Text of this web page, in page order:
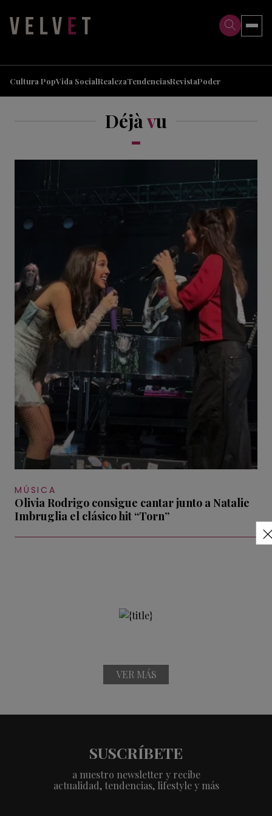
Cultura PopVida SocialRealezaTendenciasRevistaPoder
Déjàvu
MÚSICA
Olivia Rodrigo consigue cantar junto a Natalie
Imbruglia el clásico hit “Torn”
VER MÁS
SUSCRÍBETE
a nuestro newsletter y recibe
actualidad, tendencias, lifestyle y más